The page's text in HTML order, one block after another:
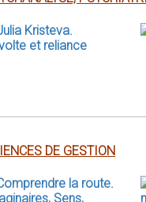
DE GESTION